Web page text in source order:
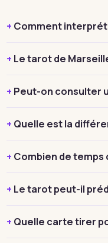
Comment
Le tarot de
Peut-on consulter
Quelle est la
Combien de temps
Le tarot peut-il
Quelle carte tirer